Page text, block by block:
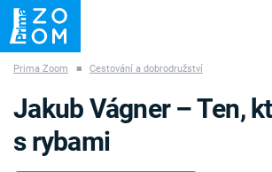
ZÁHADY VETŘELCI DÁVNOVĚKU
Prima Zoom ■ Cestování a dobrodružství
Jakub Vágner – Ten,
s rybami